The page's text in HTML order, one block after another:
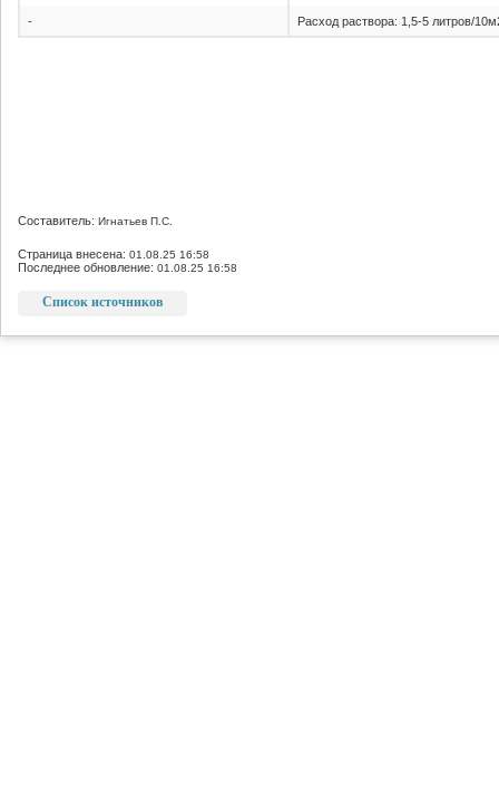
- Расход раствора: 1,5-5 литров/
Составитель: Игнатьев П.С.
Страница внесена: 01.08.25 16:58
Последнее обновление: 01.08.25 16:58
Список источников